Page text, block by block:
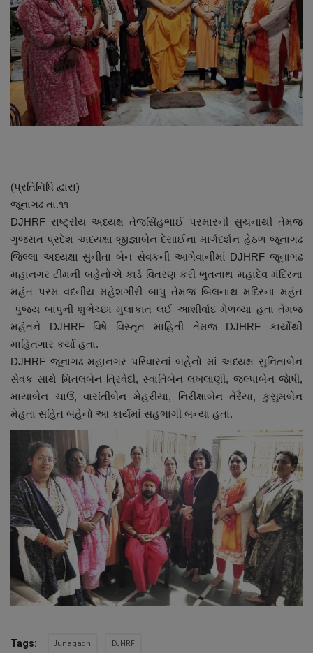
About Author
Contact
Dipotsav Special
આંતરરાષ્ટ્રીય
ગુજરાત
જુનાગઢ
Support US
બજારના સમાચાર
નાણાંકીય સમાચાર
સ્થાનિક સમાચાર
સ્પોર્ટ્સ
રાશિફળ
ગુનાખોરી
બોલિવૂડ
સ્વાસ્થ્ય
(પ્રતિનિધિ દ્વારા)
જૂનાગઢ તા.૧૧
DJHRF રાષ્ટ્રીય અધ્યક્ષ તેજસિંહભાઈ પરમારની સુચનાથી તેમજ
ગુજરાત પ્રદેશ અધ્યક્ષા જીજ્ઞાબેન દેસાઈના માર્ગદર્શન હેઠળ જૂનાગઢ
જિલ્લા અધ્યક્ષા સુનીતા બેન સેવકની આગેવાનીમાં DJHRF જૂનાગઢ
મહાનગર ટીમની બહેનોએ કાર્ડ વિતરણ કરી ભુતનાથ મહાદેવ મંદિરના
મહંત પરમ વંદનીય મહેશગીરી બાપુ તેમજ બિલનાથ મંદિરના મહંત
પુજ્ય બાપુની શુભેચ્છા મુલાકાત લઈ આશીર્વાદ મેળવ્યા હતા તેમજ
મહંતને DJHRF વિષે વિસ્તૃત માહિતી તેમજ DJHRF કાર્યોથી
માહિતગાર કર્યા હતા.
DJHRF જૂનાગઢ મહાનગર પરિવારનાં બહેનો માં અધ્યક્ષ સુનિતાબેન
સેવક સાથે મિતલબેન ત્રિવેદી, સ્વાતિબેન લખલાણી, જલ્પાબેન જાેષી,
માયાબેન ચાઉં, વાસંતીબેન મેહરીયા, નિરીક્ષાબેન તેરૈયા, કુસુમબેન
મેહતા સહિત બહેનો આ કાર્યમાં સહભાગી બન્યા હતા.
Tags: Junagadh DJHRF